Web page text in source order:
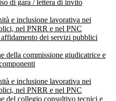
di gara / lettera di invito
e inclusione lavorativa nei
nel PNRR e nel PNC
dei servizi pubblici
della commissione giudicatrice e
e inclusione lavorativa nei
nel PNRR e nel PNC
del collegio consultivo tecnici e